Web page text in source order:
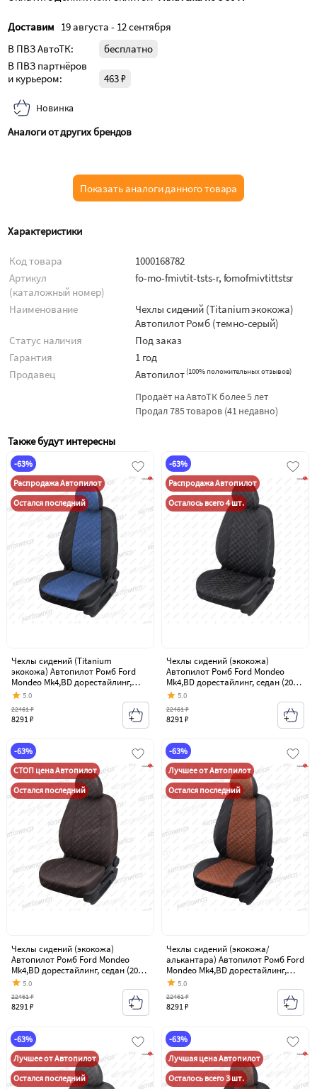
Доставим 19 августа - 12 сентября
В ПВЗ АвтоТК:
бесплатно
В ПВЗ партнёров
и курьером:
463 ₽
Новинка
Аналоги от других брендов
Показать аналоги данного товара
Характеристики
Код товара
1000168782
Артикул
(каталожный номер)
fo-mo-fmivtit-tsts-r, fomofmivtittstsr
Наименование
Чехлы сидений (Titanium экокожа)
Автопилот Ромб (темно-серый)
Статус наличия
Под заказ
Гарантия
1 год
Продавец
Автопилот (100% положительных отзывов)
Продаёт на АвтоТК более 5 лет
Продал 785 товаров (41 недавно)
Также будут интересны
-63%
Распродажа Автопилот
Остался последний
Чехлы сидений (Titanium
экокожа) Автопилот Ромб Ford
Mondeo Mk4,BD дорестайлинг,
седан (2007-2010)
5.0
8291 ₽
22461 ₽
-63%
Распродажа Автопилот
Осталось всего 4 шт.
Чехлы сидений (экокожа)
Автопилот Ромб Ford Mondeo
Mk4,BD дорестайлинг, седан (2007-
2010)
5.0
8291 ₽
22461 ₽
-63%
СТОП цена Автопилот
Остался последний
Чехлы сидений (экокожа)
Автопилот Ромб Ford Mondeo
Mk4,BD дорестайлинг, седан (2007-
2010)
5.0
8291 ₽
22461 ₽
-63%
Лучшее от Автопилот
Остался последний
Чехлы сидений (экокожа/
алькантара) Автопилот Ромб Ford
Mondeo Mk4,BD дорестайлинг,
седан (2007-2010)
5.0
8291 ₽
22461 ₽
-63%
Лучшее от Автопилот
Остался последний
-63%
Лучшая цена Автопилот
Осталось всего 3 шт.